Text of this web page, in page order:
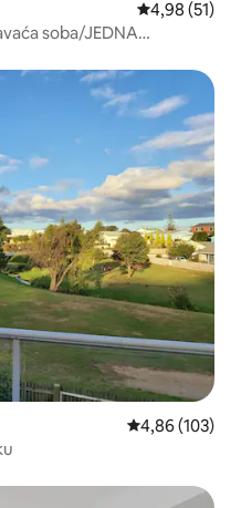
Prosječna
4,98 (51)
soba/JEDNA
Prosječna
4,86 (103)